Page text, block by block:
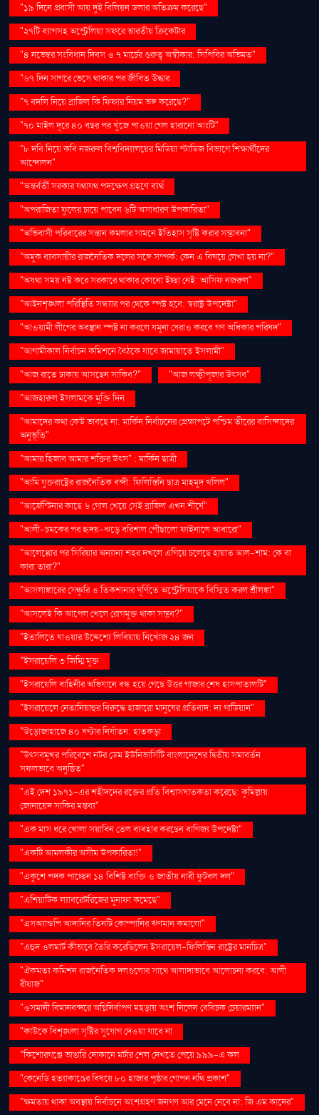
"১৯ দিনে প্রবাসী আয় দুই বিলিয়ন ডলার অতিক্রম করেছে"
"২৭টি ব্যাগসহ অস্ট্রেলিয়া সফরে ভারতীয় ক্রিকেটার
"৪ নভেম্বর সংবিধান দিবস ও ৭ মার্চের গুরুত্ব অস্বীকার: সিপিবির অভিমত"
"৬৭ দিন সাগরে ভেসে থাকার পর জীবিত উদ্ধার
"৭ বদলি নিয়ে ব্রাজিল কি ফিফার নিয়ম ভঙ্গ করেছে?"
"৭০ মাইল দূরে ৪০ বছর পর খুঁজে পাওয়া গেল হারানো আংটি"
"৮ দবি নিয়ে কবি নজরুল বিশ্ববিদ্যালয়ের মিডিয়া স্টাডিজ বিভাগে শিক্ষার্থীদের
আন্দোলন"
"অন্তর্বর্তী সরকার যথাযথ পদক্ষেপ গ্রহণে ব্যর্থ
"অপরাজিতা ফুলের চায়ে পাবেন ৬টি অসাধারণ উপকারিতা"
"অভিবাসী পরিবারের সন্তান কমলার সামনে ইতিহাস সৃষ্টি করার সম্ভাবনা"
"অমুক ব্যবসায়ীর রাজনৈতিক দলের সঙ্গে সম্পর্ক: কেন এ বিষয়ে লেখা হয় না?"
"অযথা সময় নষ্ট করে সরকারে থাকার কোনো ইচ্ছা নেই: আসিফ নজরুল"
"আইনশৃঙ্খলা পরিস্থিতি সন্ধ্যার পর থেকে স্পষ্ট হবে: স্বরাষ্ট্র উপদেষ্টা"
"আওয়ামী লীগের অবস্থান স্পষ্ট না করলে যমুনা ঘেরাও করবে গণ অধিকার পরিষদ"
"আগামীকাল নির্বাচন কমিশনে বৈঠকে যাবে জামায়াতে ইসলামী"
"আজ রাতে ঢাকায় আসছেন সাকিব?"
"আজ লক্ষ্মীপূজার উৎসব"
"আজহারুল ইসলামকে মুক্তি দিন
"আমাদের কথা কেউ ভাবছে না: মার্কিন নির্বাচনের প্রেক্ষাপটে পশ্চিম তীরের বাসিন্দাদের
অনুভূতি"
"আমার হিজাব আমার শক্তির উৎস" : মার্কিন ছাত্রী
"আমি যুক্তরাষ্ট্রের রাজনৈতিক বন্দী: ফিলিস্তিনি ছাত্র মাহমুদ খলিল"
"আর্জেন্টিনার কাছে ৬ গোল খেয়ে সেই ব্রাজিল এখন শীর্ষে"
"আলী-চমকের পর হৃদয়-ঝড়ে বরিশাল পৌঁছালো ফাইনালে আবারো"
"আলেপ্পোর পর সিরিয়ার অন্যান্য শহর দখলে এগিয়ে চলেছে হায়াত আল-শাম: কে বা
কারা তারা?"
"আসলাঙ্কারের সেঞ্চুরি ও তিকশানার ঘূর্ণিতে অস্ট্রেলিয়াকে বিস্মিত করল শ্রীলঙ্কা"
"আসলেই কি আপেল খেলে রোগমুক্ত থাকা সম্ভব?"
"ইতালিতে যাওয়ার উদ্দেশ্যে লিবিয়ায় নিখোঁজ ২৪ জন
"ইসরায়েলি ৩ জিম্মি মুক্ত
"ইসরায়েলি বাহিনীর অভিযানে বন্ধ হয়ে গেছে উত্তর গাজার শেষ হাসপাতালটি"
"ইসরায়েলে নেতানিয়াহুর বিরুদ্ধে হাজারো মানুষের প্রতিবাদ: দ্য গার্ডিয়ান"
"উড়োজাহাজে ৪০ ঘণ্টার নির্যাতন: হাতকড়া
"উৎসবমুখর পরিবেশে নটর ডেম ইউনিভার্সিটি বাংলাদেশের দ্বিতীয় সমাবর্তন
সফলভাবে অনুষ্ঠিত"
"এই দেশ ১৯৭১-এর শহীদদের রক্তের প্রতি বিশ্বাসঘাতকতা করেছে: কুমিল্লায়
জোনায়েদ সাকির মন্তব্য"
"এক মাস ধরে খোলা সয়াবিন তেল ব্যবহার করছেন বাণিজ্য উপদেষ্টা"
"একটি আমলকীর অসীম উপকারিতা!"
"একুশে পদক পাচ্ছেন ১৪ বিশিষ্ট ব্যক্তি ও জাতীয় নারী ফুটবল দল"
"এশিয়াটিক ল্যাবরেটরিজের মুনাফা কমেছে"
"এসঅ্যান্ডপি আদানির তিনটি কোম্পানির ঋণমান কমালো"
"এহুদ ওলমার্ট কীভাবে তৈরি করেছিলেন ইসরায়েল-ফিলিস্তিন রাষ্ট্রের মানচিত্র"
"ঐকমত্য কমিশন রাজনৈতিক দলগুলোর সাথে আলাদাভাবে আলোচনা করবে: আলী
রীয়াজ"
"ওসমানী বিমানবন্দরে অগ্নিনির্বাপণ মহড়ায় অংশ নিলেন বেবিচক চেয়ারম্যান"
"কাউকে বিশৃঙ্খলা সৃষ্টির সুযোগ দেওয়া যাবে না
"কিশোরগঞ্জে ভাঙারি দোকানে মর্টার শেল দেখতে পেয়ে ৯৯৯-এ কল
"কেনেডি হত্যাকাণ্ডের বিষয়ে ৮০ হাজার পৃষ্ঠার গোপন নথি প্রকাশ"
"ক্ষমতায় থাকা অবস্থায় নির্বাচনে অংশগ্রহণ জনগণ আর মেনে নেবে না: জি এম কাদের"